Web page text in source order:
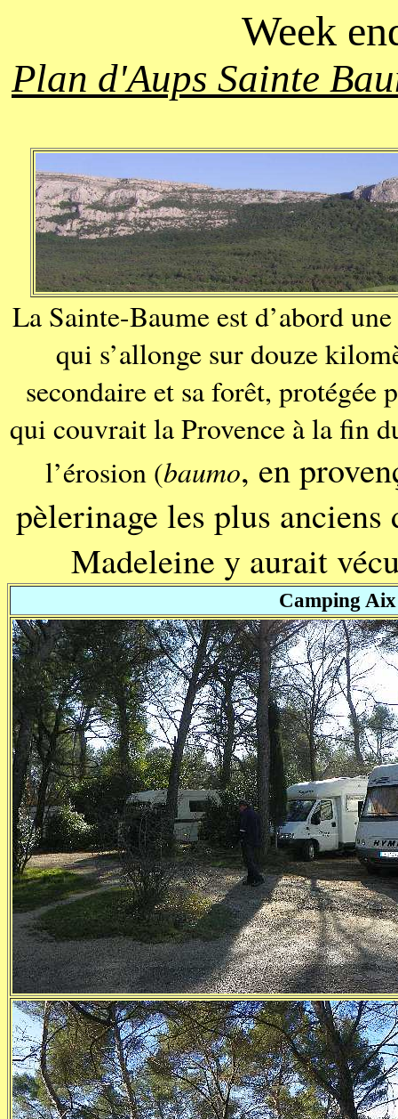
Week
Plan d'Aups Sainte
La Sainte-Baume est d’abord
qui s’allonge sur douze
secondaire et sa forêt, protégée
qui couvrait la Provence à la fin
l’érosion (baumo, en
pèlerinage les plus
Madeleine y aurait
Camping